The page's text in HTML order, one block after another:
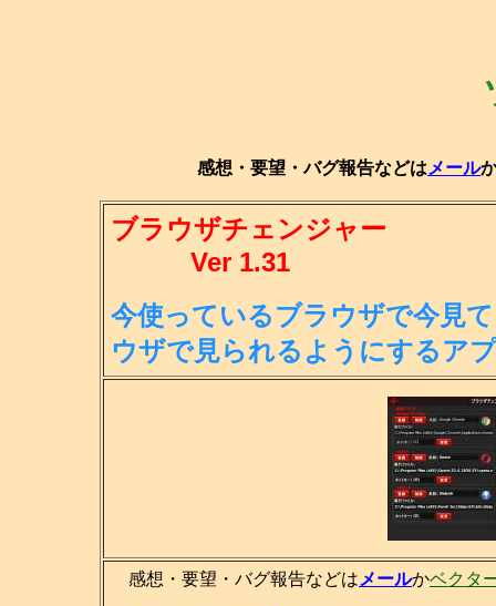
感想・要望・バグ報告などは メール
ブラウザチェンジャー
Ver 1.31
今使っているブラウザで今見
ウザで見られるようにするア
感想・要望・バグ報告などは メールかベクタ